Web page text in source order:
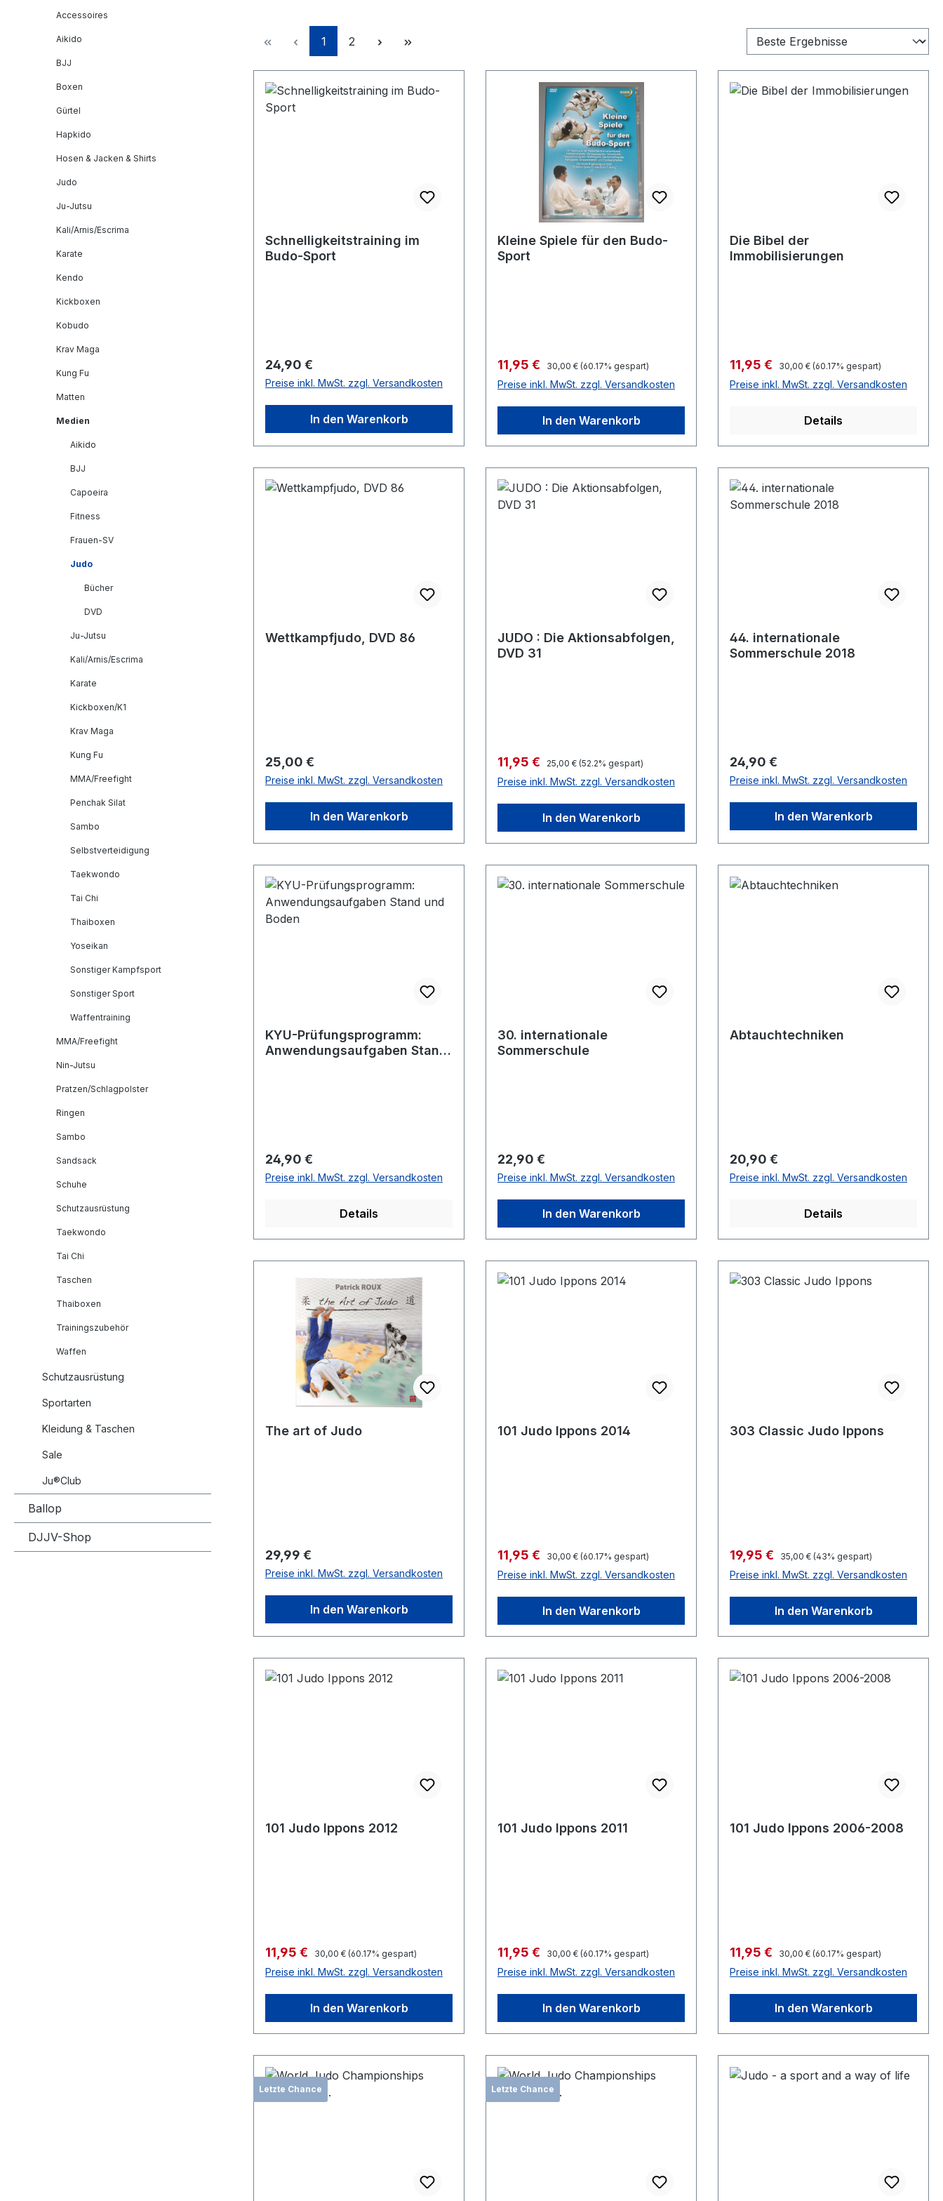
Accessoires
Aikido
BJJ
Boxen
Gürtel
Hapkido
Hosen & Jacken & Shirts
Judo
Ju-Jutsu
Kali/Arnis/Escrima
Karate
Kendo
Kickboxen
Kobudo
Krav Maga
Kung Fu
Matten
Medien
Aikido
BJJ
Capoeira
Fitness
Frauen-SV
Judo
Bücher
DVD
Ju-Jutsu
Kali/Arnis/Escrima
Karate
Kickboxen/K1
Krav Maga
Kung Fu
MMA/Freefight
Penchak Silat
Sambo
Selbstverteidigung
Taekwondo
Tai Chi
Thaiboxen
Yoseikan
Sonstiger Kampfsport
Sonstiger Sport
Waffentraining
MMA/Freefight
Nin-Jutsu
Pratzen/Schlagpolster
Ringen
Sambo
Sandsack
Schuhe
Schutzausrüstung
Taekwondo
Tai Chi
Taschen
Thaiboxen
Trainingszubehör
Waffen
Schutzausrüstung
Sportarten
Kleidung & Taschen
Sale
Ju®Club
Ballop
DJJV-Shop
Seite
1 Seite
2
Schnelligkeitstraining im
Budo-Sport
Regulärer Preis:
24,90 €
Preise inkl. MwSt. zzgl. Versandkosten
In den Warenkorb
Kleine Spiele für den Budo-
Sport
Verkaufspreis:
11,95 € Regulärer Preis:
30,00 € (60.17% gespart)
Preise inkl. MwSt. zzgl. Versandkosten
In den Warenkorb
Die Bibel der
Immobilisierungen
Verkaufspreis:
11,95 € Regulärer Preis:
30,00 € (60.17% gespart)
Preise inkl. MwSt. zzgl. Versandkosten
Details
Wettkampfjudo, DVD 86
Regulärer Preis:
25,00 €
Preise inkl. MwSt. zzgl. Versandkosten
In den Warenkorb
JUDO : Die Aktionsabfolgen,
DVD 31
Verkaufspreis:
11,95 € Regulärer Preis:
25,00 € (52.2% gespart)
Preise inkl. MwSt. zzgl. Versandkosten
In den Warenkorb
44. internationale
Sommerschule 2018
Regulärer Preis:
24,90 €
Preise inkl. MwSt. zzgl. Versandkosten
In den Warenkorb
KYU-Prüfungsprogramm:
Anwendungsaufgaben Stand
Regulärer Preis:
24,90 €
Preise inkl. MwSt. zzgl. Versandkosten
Details
30. internationale
Sommerschule
Regulärer Preis:
22,90 €
Preise inkl. MwSt. zzgl. Versandkosten
In den Warenkorb
Abtauchtechniken
Regulärer Preis:
20,90 €
Preise inkl. MwSt. zzgl. Versandkosten
Details
The art of Judo
Regulärer Preis:
29,99 €
Preise inkl. MwSt. zzgl. Versandkosten
In den Warenkorb
101 Judo Ippons 2014
Verkaufspreis:
11,95 € Regulärer Preis:
30,00 € (60.17% gespart)
Preise inkl. MwSt. zzgl. Versandkosten
In den Warenkorb
303 Classic Judo Ippons
Verkaufspreis:
19,95 € Regulärer Preis:
35,00 € (43% gespart)
Preise inkl. MwSt. zzgl. Versandkosten
In den Warenkorb
101 Judo Ippons 2012
Verkaufspreis:
11,95 € Regulärer Preis:
30,00 € (60.17% gespart)
Preise inkl. MwSt. zzgl. Versandkosten
In den Warenkorb
101 Judo Ippons 2011
Verkaufspreis:
11,95 € Regulärer Preis:
30,00 € (60.17% gespart)
Preise inkl. MwSt. zzgl. Versandkosten
In den Warenkorb
101 Judo Ippons 2006-2008
Verkaufspreis:
11,95 € Regulärer Preis:
30,00 € (60.17% gespart)
Preise inkl. MwSt. zzgl. Versandkosten
In den Warenkorb
Letzte Chance Letzte Chance